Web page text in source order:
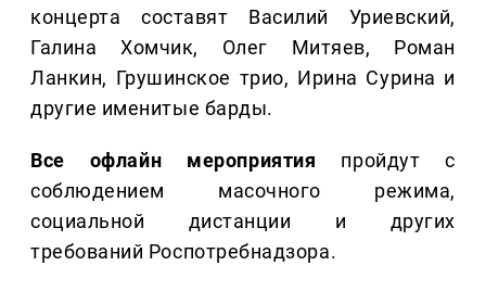
концерта составят Василий Уриевский,
Галина Хомчик, Олег Митяев, Роман
Ланкин, Грушинское трио, Ирина Сурина и
другие именитые барды.
Все офлайн мероприятия пройдут с
соблюдением масочного режима,
социальной дистанции и других
требований Роспотребнадзора.